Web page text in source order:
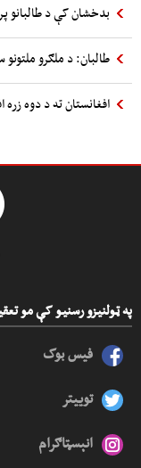
بدخشان کې د
طالبان: د ملګرو ملتونو
افغانستان ته د دوه
په ټولنیزو رسنیو کې مو
فیس بوک
توییتر
انېسټاګرام